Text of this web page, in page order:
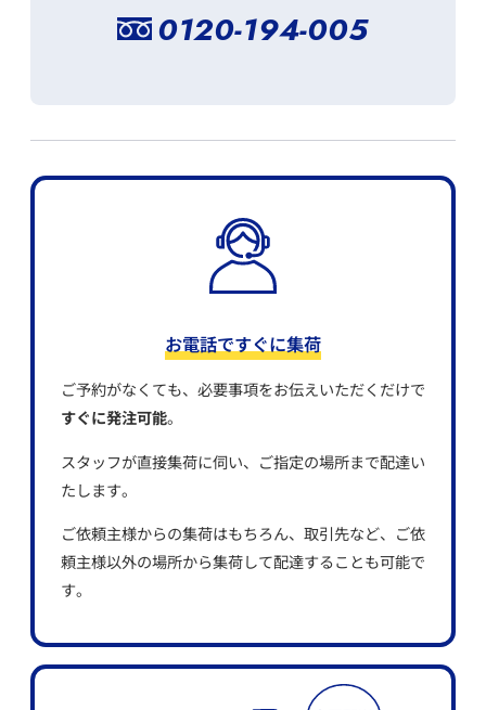
0120-194-005
お電話ですぐに集荷
ご予約がなくても、必要事項をお伝えいただくだけで
すぐに発注可能。
スタッフが直接集荷に伺い、ご指定の場所まで配達い
たします。
ご依頼主様からの集荷はもちろん、取引先など、ご依
頼主様以外の場所から集荷して配達することも可能で
す。